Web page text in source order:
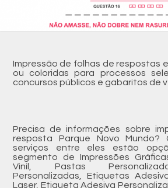
Impressão de folhas de respostas
ou coloridas para processos
concursos públicos e gabaritos de
Precisa de informações sobre
resposta Parque Novo Mundo?
serviços entre eles estão
segmento de Impressões
Vinil, Pastas
Personalizadas, Etiquetas
Laser, Etiqueta Adesiva